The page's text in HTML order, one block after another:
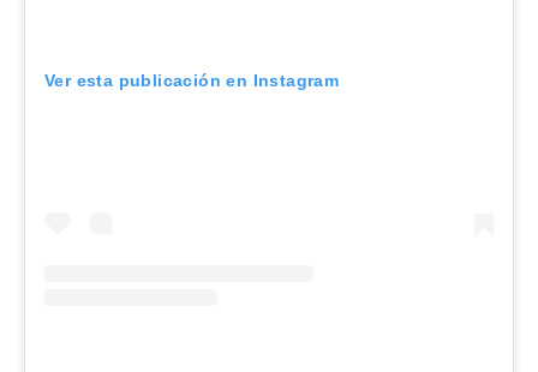
Ver esta publicación en Instagram